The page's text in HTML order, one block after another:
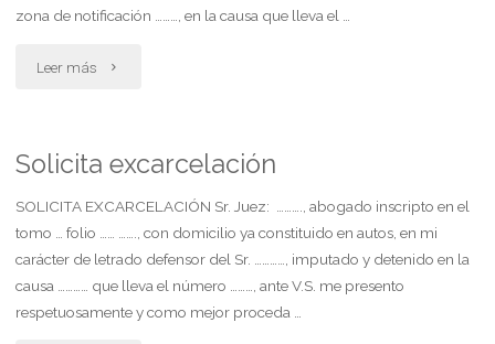
zona de notificación ………, en la causa que lleva el …
Leer más "Solicita
Solicita excarcelación
SOLICITA EXCARCELACIÓN Sr. Juez: ………., abogado inscripto en el
tomo … folio …… ……., con domicilio ya constituido en autos, en mi
carácter de letrado defensor del Sr. …………, imputado y detenido en la
causa ………… que lleva el número ………, ante V.S. me presento
respetuosamente y como mejor proceda …